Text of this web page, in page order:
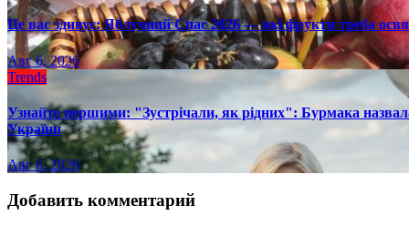
Це вас здивує: Яблучний Спас 2026 — які фрукти треба
Авг 6, 2026
Trends
Узнайте першими: "Зустрічали, як рідних": Бурмака
України
Авг 6, 2026
Добавить комментарий